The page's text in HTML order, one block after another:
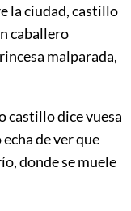
la ciudad, castillo
caballero
malparada,
castillo dice vuesa
de ver que
donde se muele